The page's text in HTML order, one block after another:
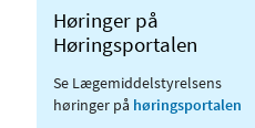
Høringer på
Høringsportalen
Se Lægemiddelstyrelsens
høringer på høringsportalen